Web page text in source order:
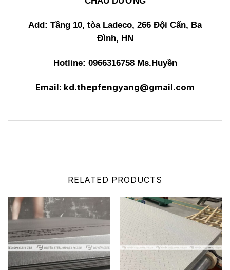
Add: Tầng 10, tòa Ladeco, 266 Đội Cấn, Ba
Đình, HN
Hotline: 0966316758 Ms.Huyền
Email: kd.thepfengyang@gmail.com
RELATED PRODUCTS